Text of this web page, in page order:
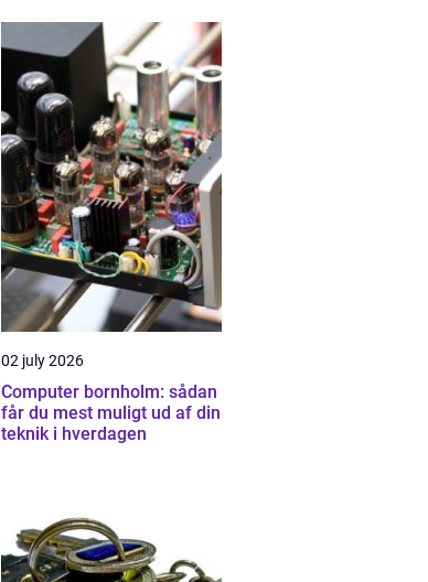
02 july 2026
Computer bornholm: sådan
får du mest muligt ud af din
teknik i hverdagen